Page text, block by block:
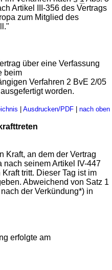
Artikel III-356 des Vertrags
zum Mitglied des
über eine Verfassung
beim
Verfahren 2 BvE 2/05
worden.
| Ausdrucken/PDF| nach oben
Kraft, an dem der Vertrag
nach seinem Artikel IV-447
tritt. Dieser Tag ist im
Abweichend von Satz 1
der Verkündung*) in
erfolgte am